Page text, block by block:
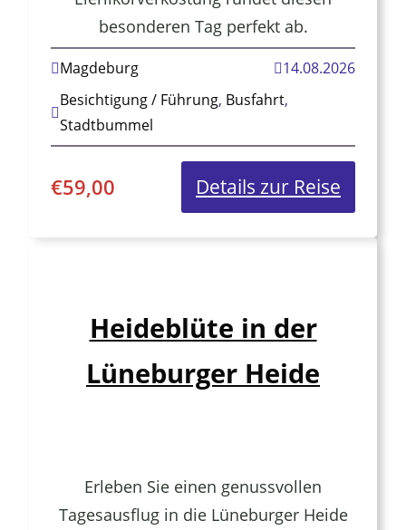
besonderen Tag perfekt ab.
Magdeburg
14.08.2026
Besichtigung / Führung, Busfahrt,
Stadtbummel
€59,00 Details zur Reise
Heideblüte in der
Lüneburger Heide
Erleben Sie einen genussvollen
Tagesausflug in die Lüneburger Heide